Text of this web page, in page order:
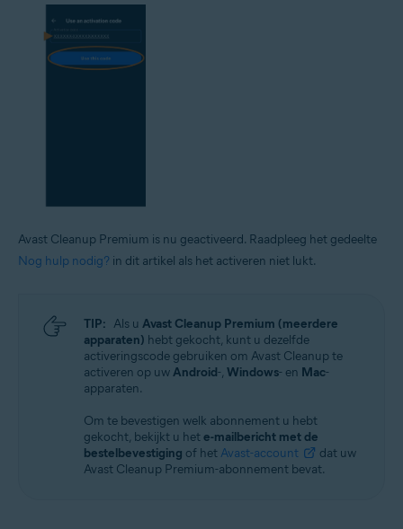
Avast Cleanup Premium is nu geactiveerd. Raadpleeg het gedeelte
Nog hulp nodig? in dit artikel als het activeren niet lukt.
TIP: Als u Avast Cleanup Premium (meerdere
apparaten) hebt gekocht, kunt u dezelfde
activeringscode gebruiken om Avast Cleanup te
activeren op uwAndroid-, Windows- en Mac-
apparaten.
Om te bevestigen welk abonnement u hebt
gekocht, bekijkt u hete-mailbericht met de
bestelbevestiging of het Avast-account
dat uw
Avast Cleanup Premium-abonnement bevat.